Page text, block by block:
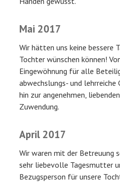
Mai 2017
Wir hätten uns keine bessere
Tochter wünschen können!
Eingewöhnung für alle
abwechslungs- und
hin zur angenehmen,
Zuwendung.
April 2017
Wir waren mit der Betreuung
sehr liebevolle Tagesmutter
Bezugsperson für unsere